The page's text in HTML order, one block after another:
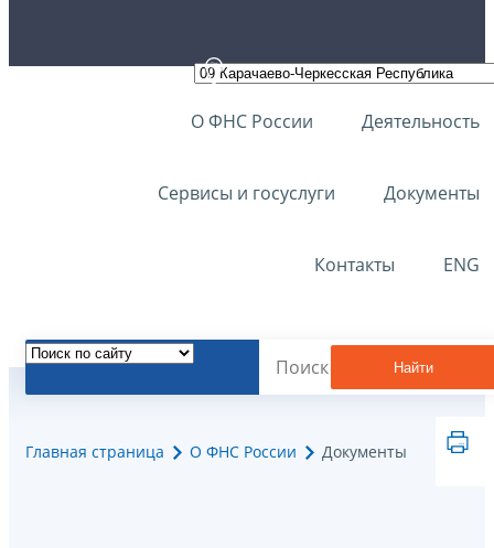
О ФНС России Деятельность
Сервисы и госуслуги Документы
Контакты ENG
Найти
Главная страница О ФНС России Документы